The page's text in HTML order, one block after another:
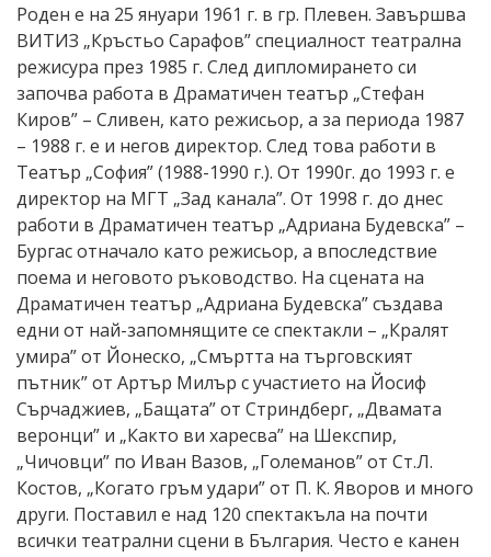
Роден е на 25 януари 1961 г. в гр. Плевен. Завършва
ВИТИЗ „Кръстьо Сарафов” специалност театрална
режисура през 1985 г. След дипломирането си
започва работа в Драматичен театър „Стефан
Киров” – Сливен, като режисьор, а за периода 1987
– 1988 г. е и негов директор. След това работи в
Театър „София” (1988-1990 г.). От 1990г. до 1993 г. е
директор на МГТ „Зад канала”. От 1998 г. до днес
работи в Драматичен театър „Адриана Будевска” –
Бургас отначало като режисьор, а впоследствие
поема и неговото ръководство. На сцената на
Драматичен театър „Адриана Будевска” създава
едни от най-запомнящите се спектакли – „Кралят
умира” от Йонеско, „Смъртта на търговският
пътник” от Артър Милър с участието на Йосиф
Сърчаджиев, „Бащата” от Стриндберг, „Двамата
веронци” и „Както ви харесва” на Шекспир,
„Чичовци” по Иван Вазов, „Големанов” от Ст.Л.
Костов, „Когато гръм удари” от П. К. Яворов и много
други. Поставил е над 120 спектакъла на почти
всички театрални сцени в България. Често е канен